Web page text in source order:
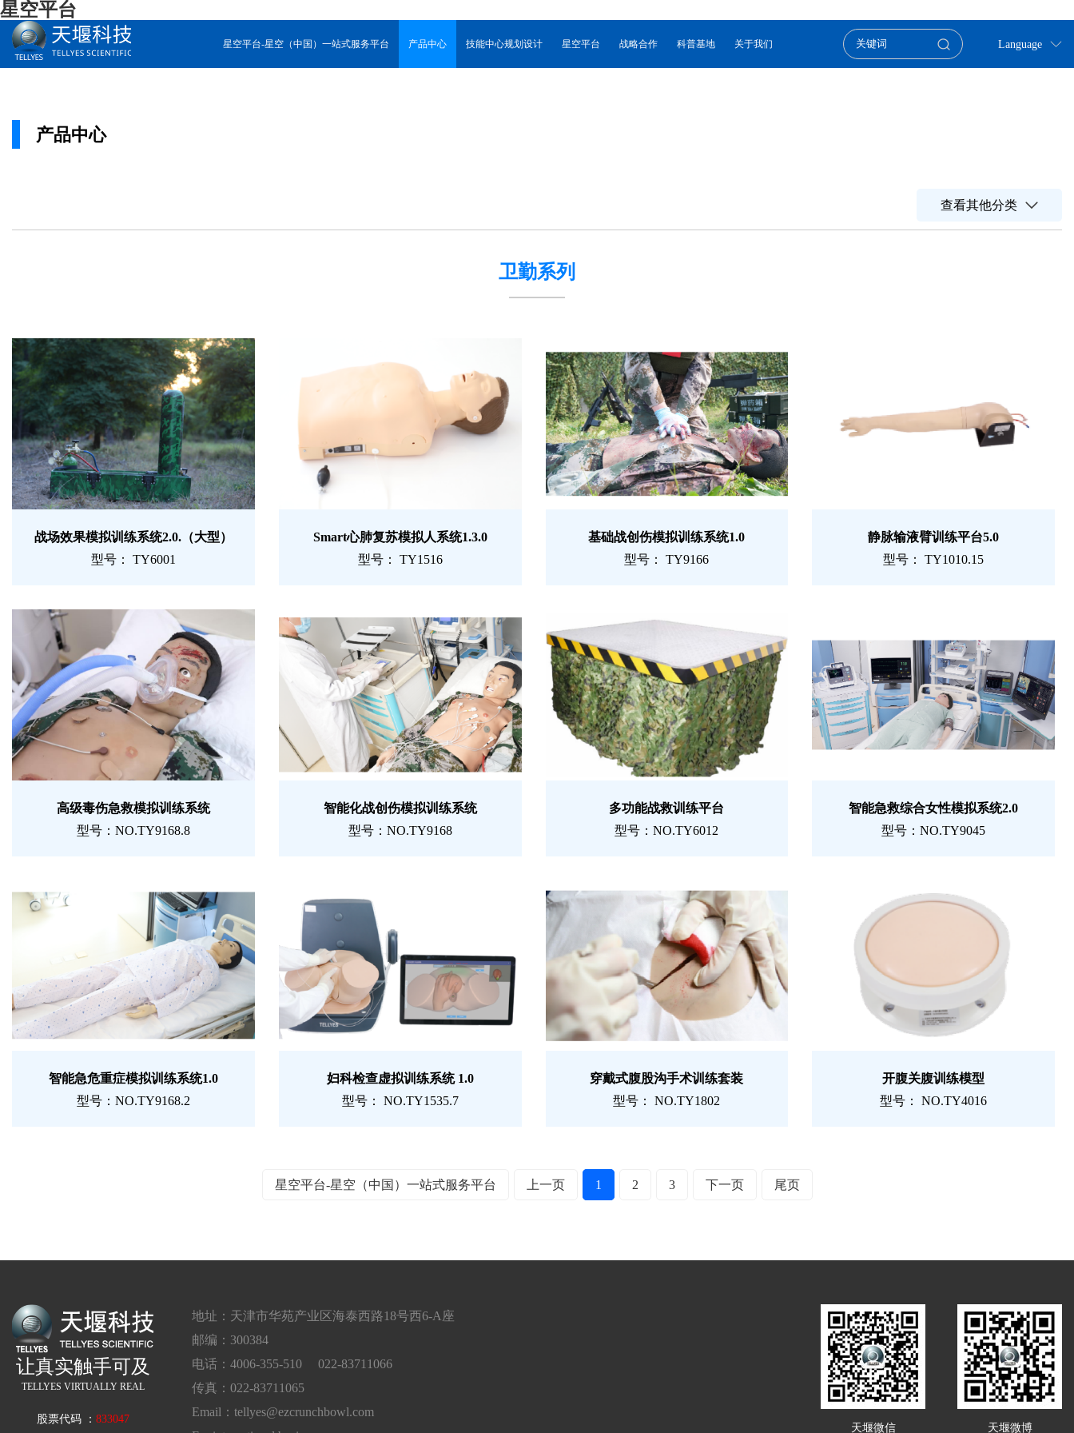
星空平台
星空平台-星空（中国）一站式服务平台 产品中心 技能中心规划设计 星空平台 战略合作 科普基地 关于我们 Language
产品中心
查看其他分类
卫勤系列
战场效果模拟训练系统2.0.（大型）
型号： TY6001
Smart心肺复苏模拟人系统1.3.0
型号： TY1516
基础战创伤模拟训练系统1.0
型号： TY9166
静脉输液臂训练平台5.0
型号： TY1010.15
高级毒伤急救模拟训练系统
型号：NO.TY9168.8
智能化战创伤模拟训练系统
型号：NO.TY9168
多功能战救训练平台
型号：NO.TY6012
智能急救综合女性模拟系统2.0
型号：NO.TY9045
智能急危重症模拟训练系统1.0
型号：NO.TY9168.2
妇科检查虚拟训练系统 1.0
型号： NO.TY1535.7
穿戴式腹股沟手术训练套装
型号： NO.TY1802
开腹关腹训练模型
型号： NO.TY4016
星空平台-星空（中国）一站式服务平台 上一页 1 2 3 下一页 尾页
让真实触手可及
TELLYES VIRTUALLY REAL
股票代码 ： 833047
地址：天津市华苑产业区海泰西路18号西6-A座
邮编：300384
电话：4006-355-510 022-83711066
传真：022-83711065
Email：tellyes@ezcrunchbowl.com
天堰微信 天堰微博